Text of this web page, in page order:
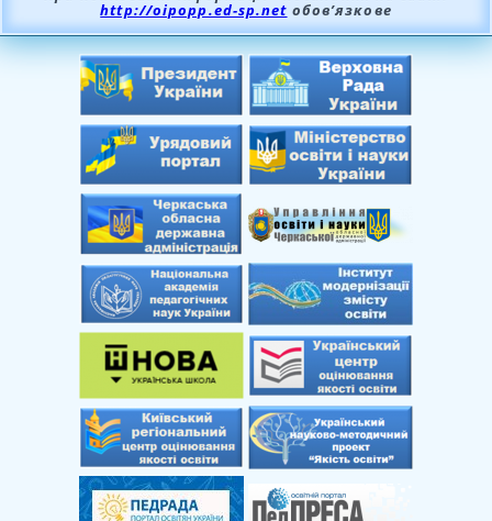
http://oipopp.ed-sp.net обов’язкове